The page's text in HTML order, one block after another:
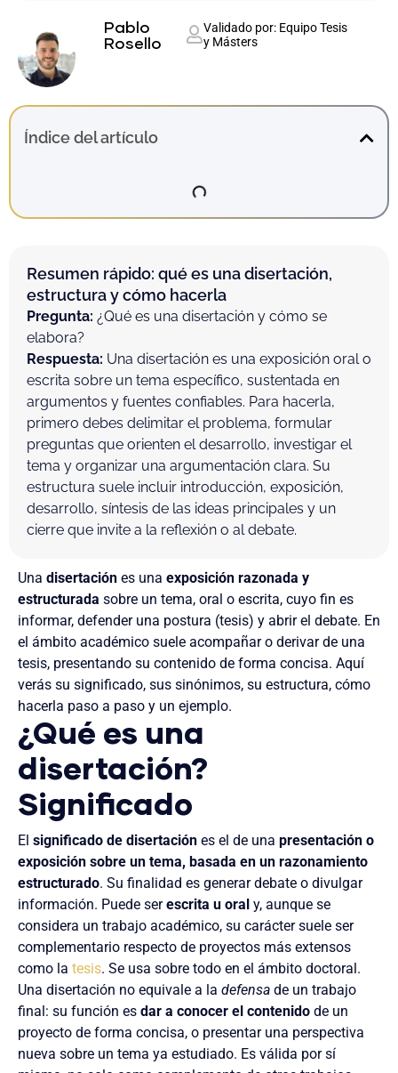
Pablo
Rosello
Validado por: Equipo Tesis
y Másters
Índice del artículo
Resumen rápido: qué es una disertación,
estructura y cómo hacerla
Pregunta: ¿Qué es una disertación y cómo se
elabora?
Respuesta: Una disertación es una exposición oral o
escrita sobre un tema específico, sustentada en
argumentos y fuentes confiables. Para hacerla,
primero debes delimitar el problema, formular
preguntas que orienten el desarrollo, investigar el
tema y organizar una argumentación clara. Su
estructura suele incluir introducción, exposición,
desarrollo, síntesis de las ideas principales y un
cierre que invite a la reflexión o al debate.
Una disertación es una exposición razonada y
estructurada sobre un tema, oral o escrita, cuyo fin es
informar, defender una postura (tesis) y abrir el debate. En
el ámbito académico suele acompañar o derivar de una
tesis, presentando su contenido de forma concisa. Aquí
verás su significado, sus sinónimos, su estructura, cómo
hacerla paso a paso y un ejemplo.
¿Qué es una
disertación?
Significado
El significado de disertación es el de una presentación o
exposición sobre un tema, basada en un razonamiento
estructurado. Su finalidad es generar debate o divulgar
información. Puede serescrita u oral y, aunque se
considera un trabajo académico, su carácter suele ser
complementario respecto de proyectos más extensos
como la tesis. Se usa sobre todo en el ámbito doctoral.
Una disertación no equivale a la defensa de un trabajo
final: su función es dar a conocer el contenido de un
proyecto de forma concisa, o presentar una perspectiva
nueva sobre un tema ya estudiado. Es válida por sí